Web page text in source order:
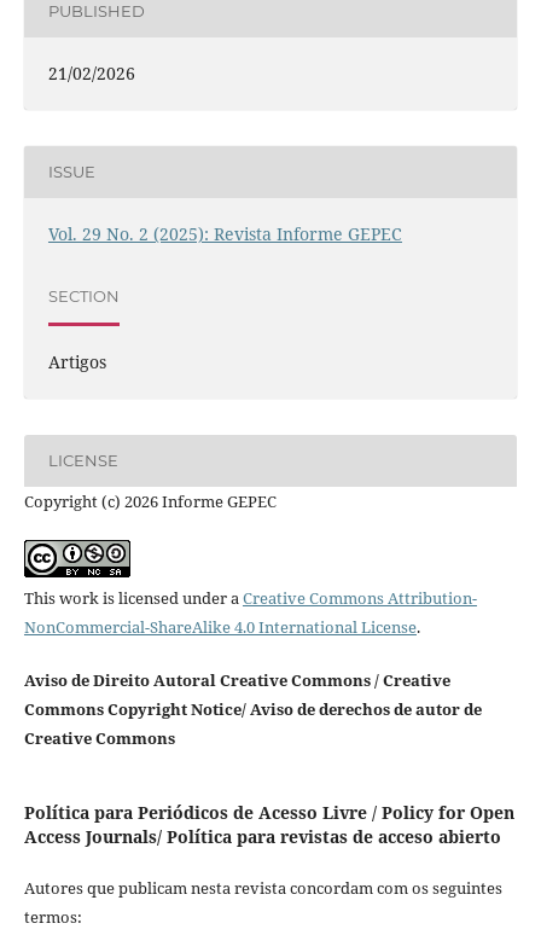
PUBLISHED
21/02/2026
ISSUE
Vol. 29 No. 2 (2025): Revista Informe GEPEC
SECTION
Artigos
LICENSE
Copyright (c) 2026 Informe GEPEC
This work is licensed under aCreative Commons Attribution-
NonCommercial-ShareAlike 4.0 International License.
Aviso de Direito Autoral Creative Commons / Creative
Commons Copyright Notice/ Aviso de derechos de autor de
Creative Commons
Política para Periódicos de Acesso Livre / Policy for Open
Access Journals/ Política para revistas de acceso abierto
Autores que publicam nesta revista concordam com os seguintes
termos: